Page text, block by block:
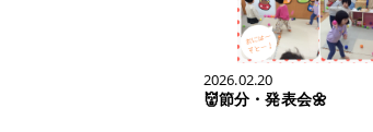
2026.02.20
👹節分・発表会🌼